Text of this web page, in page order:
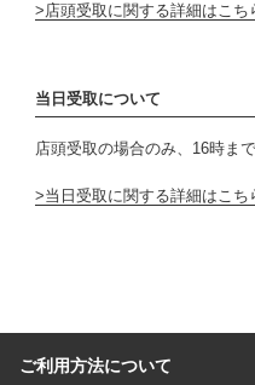
店頭受取に関する詳細はこち
当日受取について
店頭受取の場合のみ、16時ま
当日受取に関する詳細はこち
ご利用方法について